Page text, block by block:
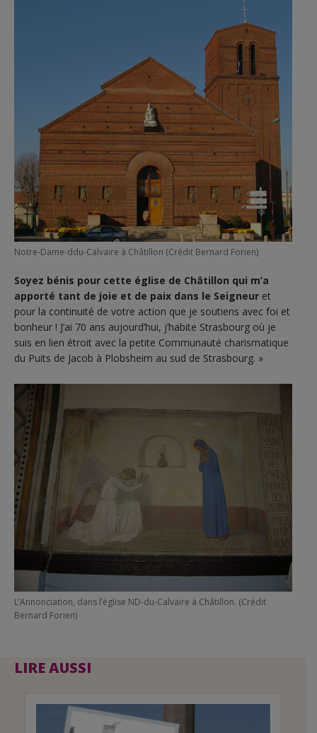
Notre-Dame-ddu-Calvaire à Châtillon (Crédit Bernard Forien)
Soyez bénis pour cette église de Châtillon qui m’a
apporté tant de joie et de paix dans le Seigneur et
pour la continuité de votre action que je soutiens avec foi et
bonheur ! J’ai 70 ans aujourd’hui, j’habite Strasbourg où je
suis en lien étroit avec la petite Communauté charismatique
du Puits de Jacob à Plobsheim au sud de Strasbourg. »
L’Annonciation, dans l’église ND-du-Calvaire à Châtillon. (Crédit
Bernard Forien)
LIRE AUSSI